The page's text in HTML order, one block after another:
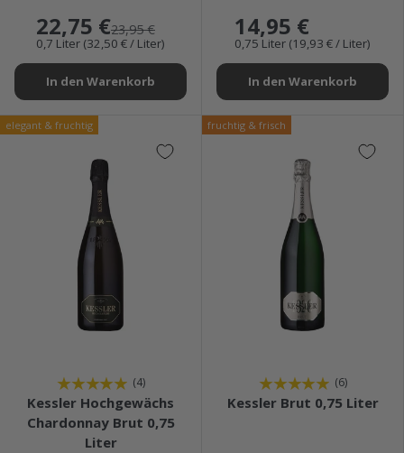
22,75 €23,95 €
0,7 Liter (32,50 € / Liter)
In den Warenkorb
14,95 €
0,75 Liter (19,93 € / Liter)
In den Warenkorb
elegant & fruchtig
★★★★★ (4)
Kessler Hochgewächs
Chardonnay Brut 0,75
Liter
fruchtig & frisch
★★★★★ (6)
Kessler Brut 0,75 Liter